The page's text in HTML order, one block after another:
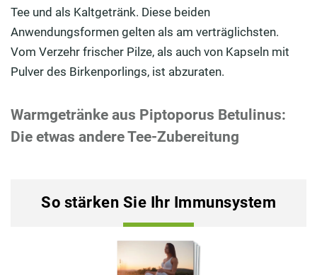
Tee und als Kaltgetränk. Diese beiden
Anwendungsformen gelten als am verträglichsten.
Vom Verzehr frischer Pilze, als auch von Kapseln mit
Pulver des Birkenporlings, ist abzuraten.
Warmgetränke aus Piptoporus Betulinus:
Die etwas andere Tee-Zubereitung